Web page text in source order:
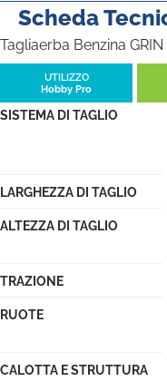
Scheda
Tagliaerba Benzina
UTILIZZO
Hobby Pro
SISTEMA DI TAGLIO
LARGHEZZA DI TAGLIO
ALTEZZA DI TAGLIO
TRAZIONE
RUOTE
CALOTTA E STRUTTURA